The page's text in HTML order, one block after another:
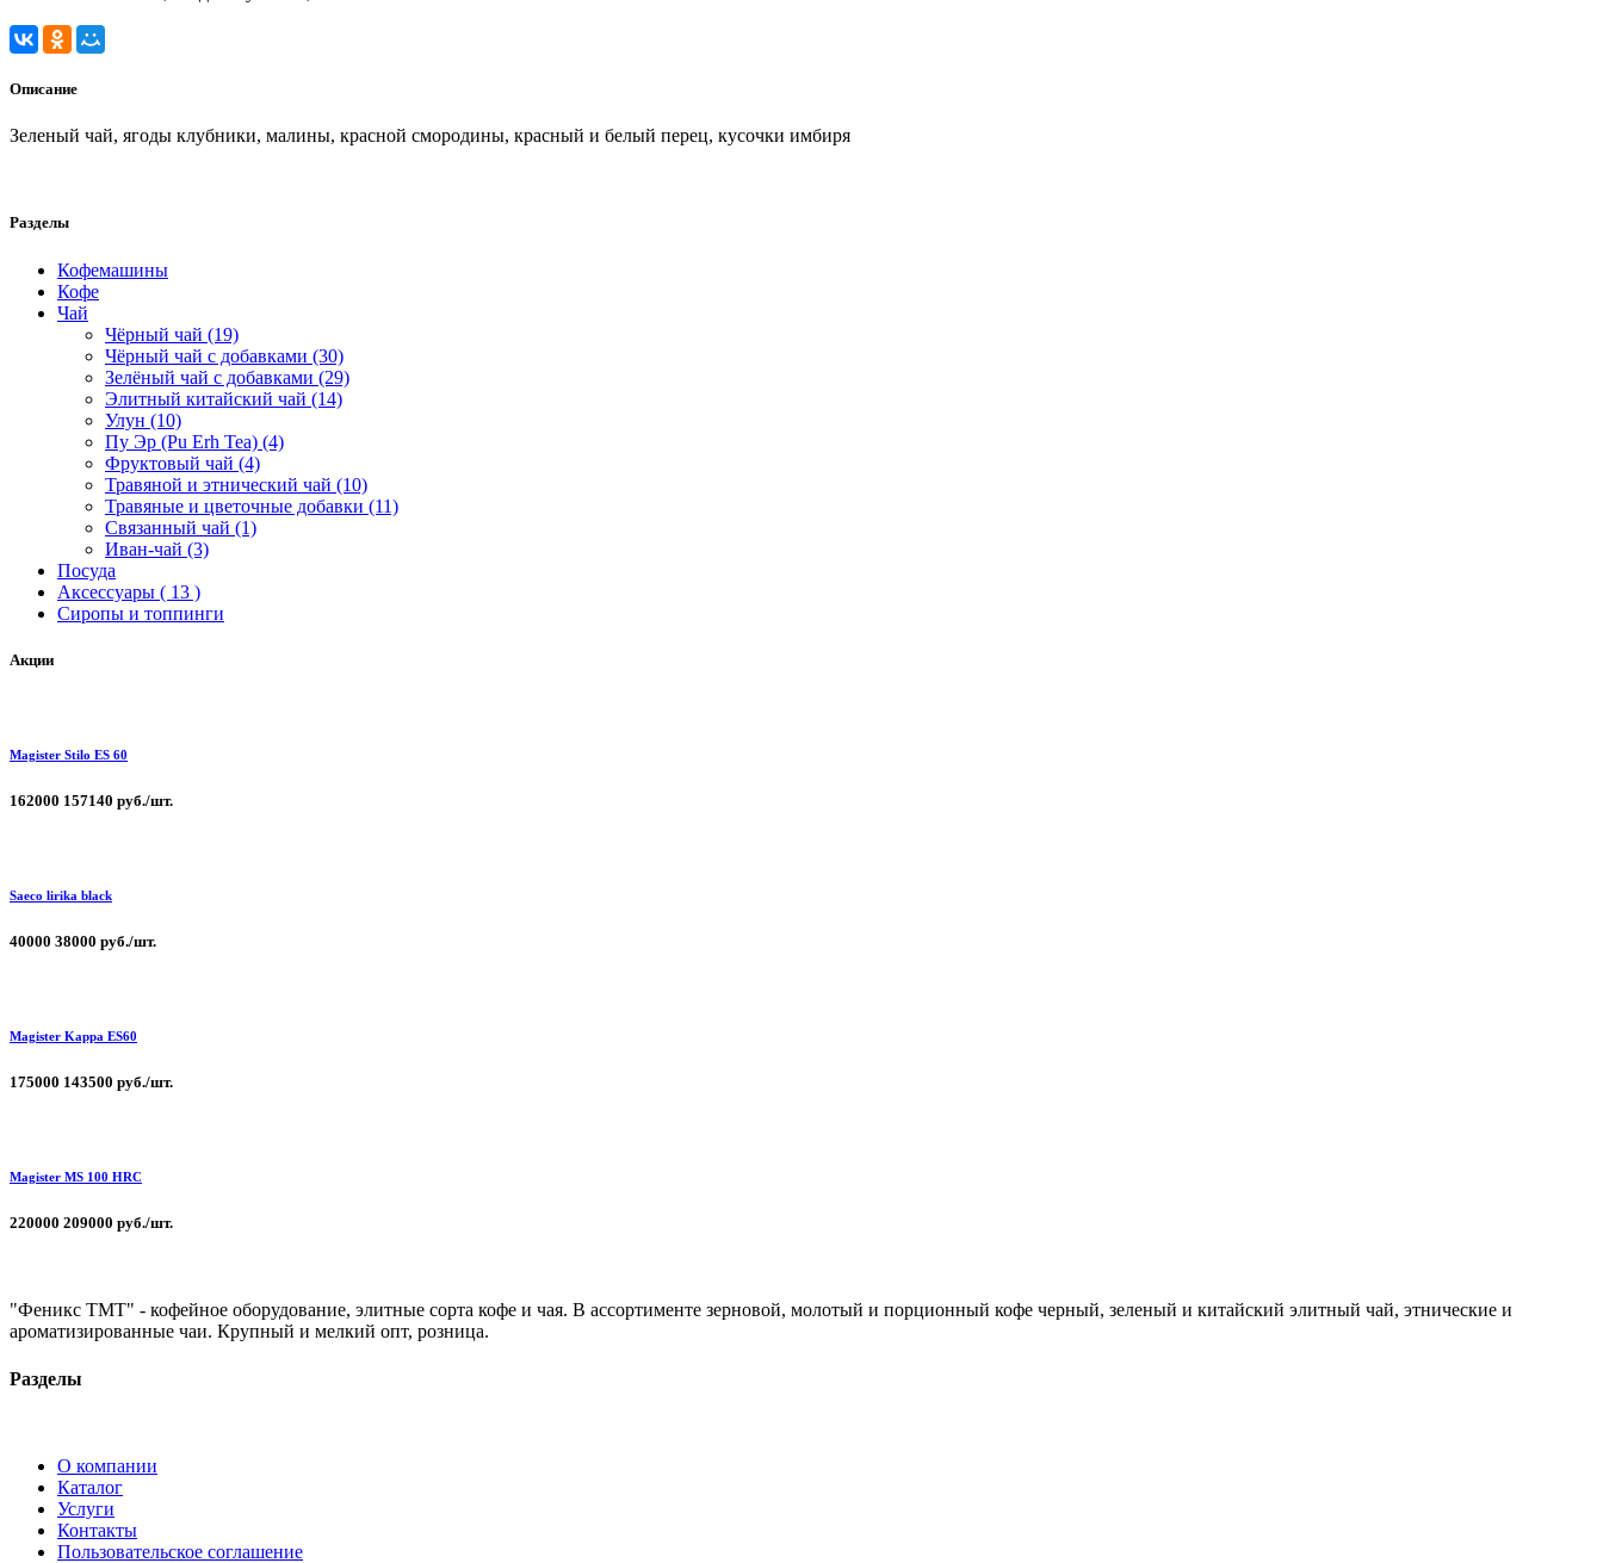
Описание
Зеленый чай, ягоды клубники, малины, красной смородины, красный и белый перец, кусочки имбиря
Разделы
Кофемашины
Кофе
Чай
Чёрный чай (19)
Чёрный чай с добавками (30)
Зелёный чай с добавками (29)
Элитный китайский чай (14)
Улун (10)
Пу Эр (Pu Erh Tea) (4)
Фруктовый чай (4)
Травяной и этнический чай (10)
Травяные и цветочные добавки (11)
Связанный чай (1)
Иван-чай (3)
Посуда
Аксессуары ( 13 )
Сиропы и топпинги
Акции
Magister Stilo ES 60
162000 157140 руб./шт.
Saeco lirika black
40000 38000 руб./шт.
Magister Kappa ЕS60
175000 143500 руб./шт.
Magister MS 100 HRC
220000 209000 руб./шт.
"Феникс ТМТ" - кофейное оборудование, элитные сорта кофе и чая. В ассортименте зерновой, молотый и порционный кофе черный, зеленый и китайский элитный чай, этнические и
ароматизированные чаи. Крупный и мелкий опт, розница.
Разделы
О компании
Каталог
Услуги
Контакты
Пользовательское соглашение